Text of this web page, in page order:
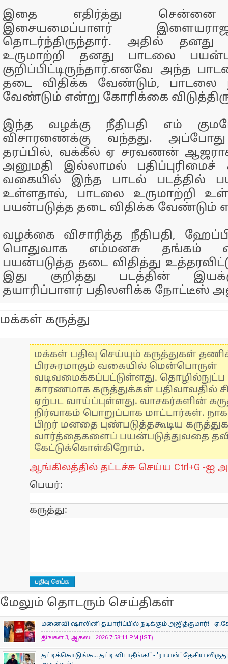
இதை எதிர்த்து சென்னை
இசையமைப்பாளர்
தொடர்ந்திருந்தார். அதில் தனது
உருமாற்றி தனது பாடலை
குறிப்பிட்டிருந்தார்.எனவே அந்த
தடை விதிக்க வேண்டும், பாடலை
வேண்டும் என்று கோரிக்கை
இந்த வழக்கு நீதிபதி எம்
விசாரணைக்கு வந்தது.
தரப்பில், வக்கீல் ஏ சரவணன்
அனுமதி இல்லாமல் பதிப்புரிமைச்
வகையில் இந்த பாடல் படத்தில்
உள்ளதால், பாடலை உருமாற்றி
பயன்படுத்த தடை விதிக்க வேண்டும்
வழக்கை விசாரித்த நீதிபதி,
பொதுவாக எம்மனசு தங்கம்
பயன்படுத்த தடை விதித்து
இது குறித்து படத்தின்
தயாரிப்பாளர் பதிலளிக்க நோட்டீஸ்
மக்கள் கருத்து
மக்கள் பதிவு செய்யும் கருத்துகள்
பிரசுரமாகும் வகையில் மென்பொருள்
வடிவமைக்கப்பட்டுள்ளது.
காரணமாக கருத்துக்கள் பதிவாவதில்
ஏற்பட வாய்ப்புள்ளது. வாசகர்களின்
நிர்வாகம் பொறுப்பாக மாட்டார்கள்.
பிறர் மனதை புண்படுத்தகூடிய
வார்த்தைகளைப் பயன்படுத்துவதை
கேட்டுக்கொள்கிறோம்.
ஆங்கிலத்தில் தட்டச்சு செய்ய Ctrl+G -ஐ
பெயர்:
கருத்து:
மேலும் தொடரும் செய்திகள்
மனைவி ஷாலினி தயாரிப்பில் நடிக்கும் அஜித்குமார்! -
திங்கள் 3, ஆகஸ்ட் 2026 7:58:11 PM (IST)
தட்டிக்கொடுங்க... தட்டி விடாதீங்க!" - 'ராயன்' தேசிய